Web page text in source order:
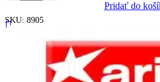
Pridať do
SKU: 8905